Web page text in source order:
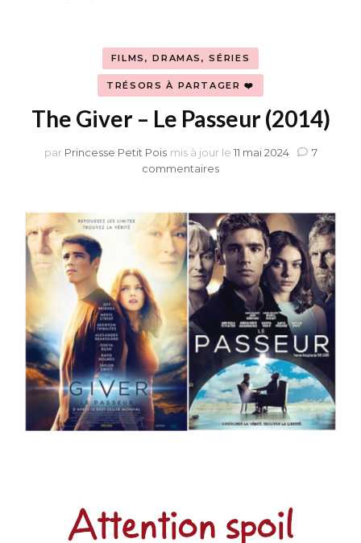
FILMS, DRAMAS, SÉRIES
TRÉSORS À PARTAGER ❤️
The Giver – Le Passeur (2014)
par Princesse Petit Pois mis à jour le 11 mai 2024
7
commentairessur
–
Le
Passeur
(2014)